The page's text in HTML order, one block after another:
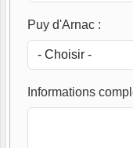
Puy d'Arnac :
Informations